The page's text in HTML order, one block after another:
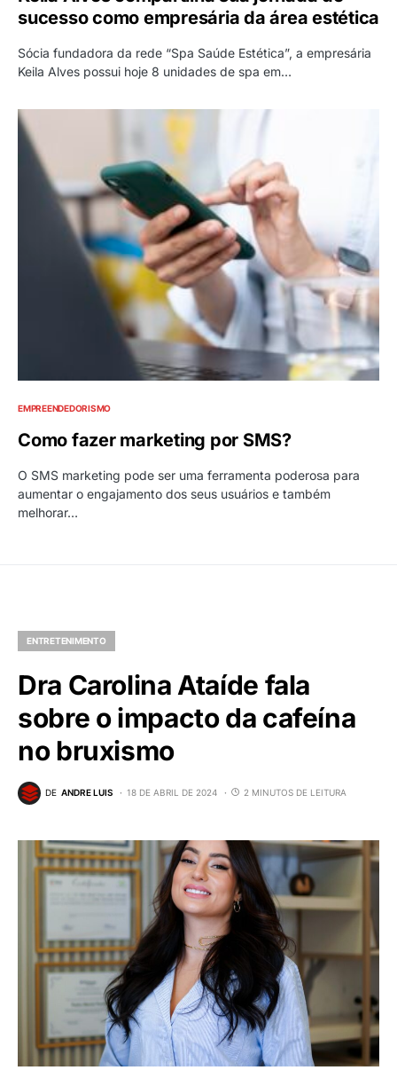
sucesso como empresária da área estética
Sócia fundadora da rede “Spa Saúde Estética”, a empresária
Keila Alves possui hoje 8 unidades de spa em…
EMPREENDEDORISMO
Como fazer marketing por SMS?
O SMS marketing pode ser uma ferramenta poderosa para
aumentar o engajamento dos seus usuários e também
melhorar…
ENTRETENIMENTO
Dra Carolina Ataíde fala
sobre o impacto da cafeína
no bruxismo
DE ANDRE LUIS 18 DE ABRIL DE 2024 2 MINUTOS DE LEITURA